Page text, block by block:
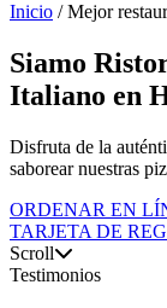
Inicio / Mejor
Siamo
Italiano en
Disfruta de la
saborear nuestras
ORDENAR EN
TARJETA DE
Scroll
Testimonios